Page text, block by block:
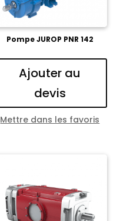
Pompe JUROP PNR 142
Ajouter au
devis
Mettre dans les favoris